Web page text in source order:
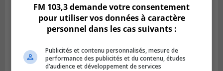
CANDIAC
Publié le 27 juillet 2026 à 14h40
Candiac propulse sa transition verte
FM 103,3 demande votre consentement
pour utiliser vos données à caractère
personnel dans les cas suivants :
Publicités et contenu personnalisés, mesure de
performance des publicités et du contenu, études
d’audience et développement de services